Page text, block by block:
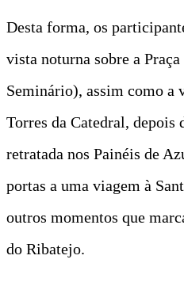
Desta forma, os
vista noturna sobre a
Seminário), assim como a
Torres da Catedral, depois
retratada nos Painéis de
portas a uma viagem à
outros momentos que
do Ribatejo.